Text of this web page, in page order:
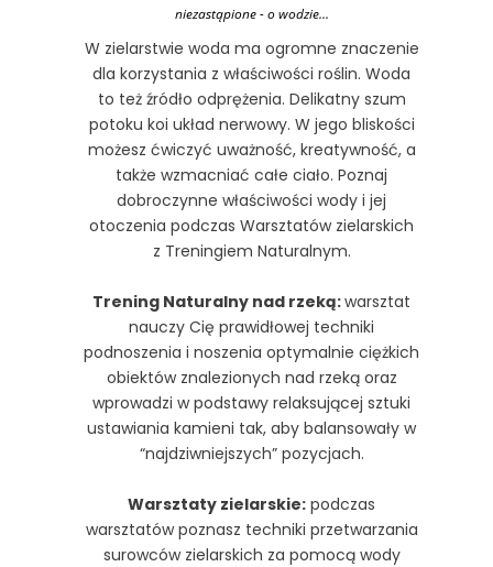
niezastąpione - o wodzie...
W zielarstwie woda ma ogromne znaczenie
dla korzystania z właściwości roślin. Woda
to też źródło odprężenia. Delikatny szum
potoku koi układ nerwowy. W jego bliskości
możesz ćwiczyć uważność, kreatywność, a
także wzmacniać całe ciało. Poznaj
dobroczynne właściwości wody i jej
otoczenia podczas Warsztatów zielarskich
z Treningiem Naturalnym.
Trening Naturalny nad rzeką:warsztat
nauczy Cię prawidłowej techniki
podnoszenia i noszenia optymalnie ciężkich
obiektów znalezionych nad rzeką oraz
wprowadzi w podstawy relaksującej sztuki
ustawiania kamieni tak, aby balansowały w
“najdziwniejszych” pozycjach.
Warsztaty zielarskie: podczas
warsztatów poznasz techniki przetwarzania
surowców zielarskich za pomocą wody